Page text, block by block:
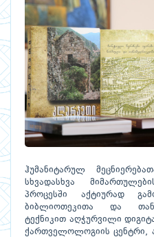
ჰუმანიტარულ
სხვადასხვა
პროცესში აქტიურად
ბიბლიოთეკითა და
ტექნიკით აღჭურვილი
ქართველოლოგიის ცენტრი,